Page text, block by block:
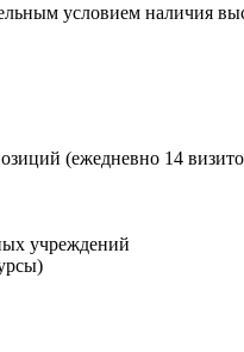
условием наличия
(ежедневно 14
учреждений